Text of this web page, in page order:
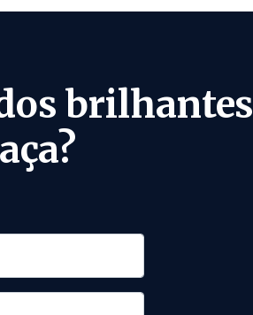
brilhantes